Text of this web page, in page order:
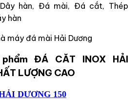
hàn, Đá mài, Đá cắt, Thép
hàn
máy đá mài Hải Dương
ĐÁ CĂT INOX HẢI
LƯỢNG CAO
DƯƠNG 150